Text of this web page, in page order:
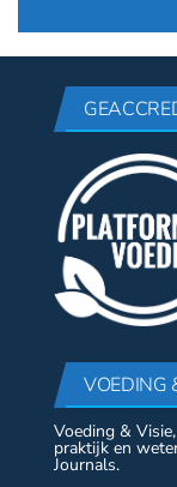
VOEDING
Voeding &
praktijk en
Journals.